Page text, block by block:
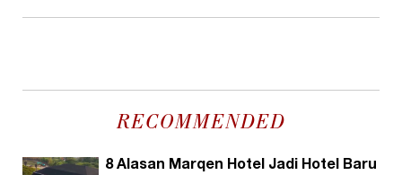
RECOMMENDED
8 Alasan Marqen Hotel Jadi Hotel Baru